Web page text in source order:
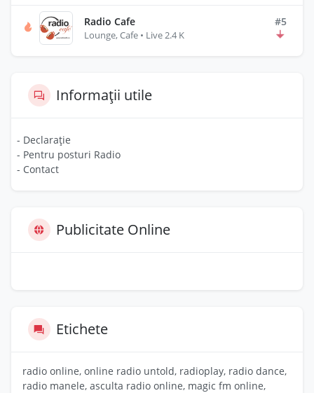
Radio Cafe
Lounge, Cafe • Live 2.4 K
#5
Informații utile
- Declarație
- Pentru posturi Radio
- Contact
Publicitate Online
Etichete
radio online, online radio untold, radioplay, radio dance,
radio manele, asculta radio online, magic fm online,